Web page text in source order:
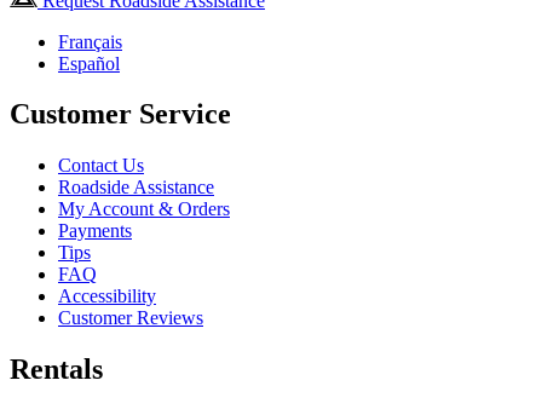
Français
Español
Customer Service
Contact Us
Roadside Assistance
My Account & Orders
Payments
Tips
FAQ
Accessibility
Customer Reviews
Rentals